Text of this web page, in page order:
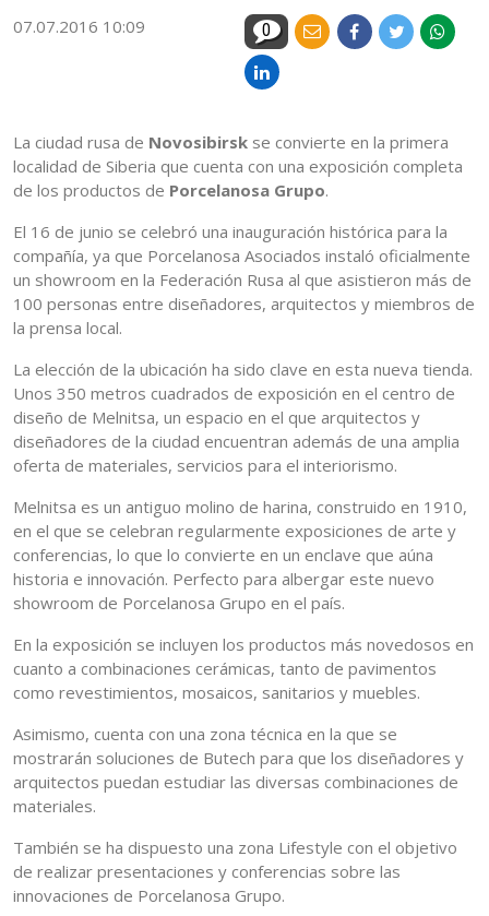
07.07.2016 10:09 0
La ciudad rusa de Novosibirsk se convierte en la primera
localidad de Siberia que cuenta con una exposición completa
de los productos de Porcelanosa Grupo.
El 16 de junio se celebró una inauguración histórica para la
compañía, ya que Porcelanosa Asociados instaló oficialmente
un showroom en la Federación Rusa al que asistieron más de
100 personas entre diseñadores, arquitectos y miembros de
la prensa local.
La elección de la ubicación ha sido clave en esta nueva tienda.
Unos 350 metros cuadrados de exposición en el centro de
diseño de Melnitsa, un espacio en el que arquitectos y
diseñadores de la ciudad encuentran además de una amplia
oferta de materiales, servicios para el interiorismo.
Melnitsa es un antiguo molino de harina, construido en 1910,
en el que se celebran regularmente exposiciones de arte y
conferencias, lo que lo convierte en un enclave que aúna
historia e innovación. Perfecto para albergar este nuevo
showroom de Porcelanosa Grupo en el país.
En la exposición se incluyen los productos más novedosos en
cuanto a combinaciones cerámicas, tanto de pavimentos
como revestimientos, mosaicos, sanitarios y muebles.
Asimismo, cuenta con una zona técnica en la que se
mostrarán soluciones de Butech para que los diseñadores y
arquitectos puedan estudiar las diversas combinaciones de
materiales.
También se ha dispuesto una zona Lifestyle con el objetivo
de realizar presentaciones y conferencias sobre las
innovaciones de Porcelanosa Grupo.